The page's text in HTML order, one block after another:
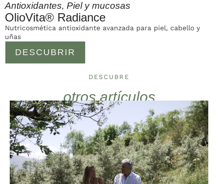
Antioxidantes, Piel y mucosas
OlioVita® Radiance
DESCUBRIR
Nutricosmética antioxidante avanzada para piel, cabello y
uñas
DESCUBRE
otros artículos